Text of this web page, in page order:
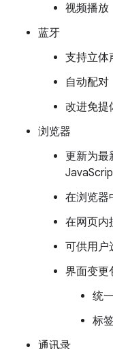
视频播放
蓝牙
支持立体
自动配对
改进免提
浏览器
更新为最
在浏览器
在网页内
可供用户
界面变更
统
标
通讯录